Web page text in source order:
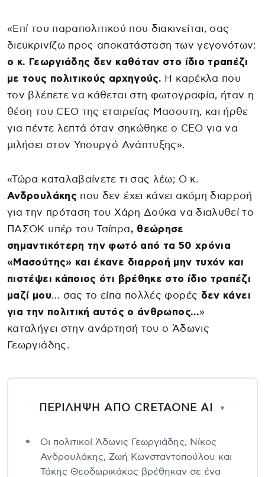
«Επί του παραπολιτικού που διακινείται, σας
διευκρινίζω προς αποκατάσταση των γεγονότων:
ο κ. Γεωργιάδης δεν καθόταν στο ίδιο τραπέζι
με τους πολιτικούς αρχηγούς. Η καρέκλα που
τον βλέπετε να κάθεται στη φωτογραφία, ήταν η
θέση του CEO της εταιρείας Μασουτη, και ήρθε
για πέντε λεπτά όταν σηκώθηκε ο CEO για να
μιλήσει στον Υπουργό Ανάπτυξης».
«Τώρα καταλαβαίνετε τι σας λέω; Ο κ.
Ανδρουλάκηςπου δεν έχει κάνει ακόμη διαρροή
για την πρόταση του Χάρη Δούκα να διαλυθεί το
ΠΑΣΟΚ υπέρ του Τσίπρα, θεώρησε
σημαντικότερη την φωτό από τα 50 χρόνια
«Μασούτης» και έκανε διαρροή μην τυχόν και
πιστέψει κάποιος ότι βρέθηκε στο ίδιο τραπέζι
μαζί μου… σας το είπα πολλές φορές δεν κάνει
για την πολιτική αυτός ο άνθρωπος…»
καταλήγει στην ανάρτησή του ο Άδωνις
Γεωργιάδης.
ΠΕΡΙΛΗΨΗ ΑΠΟ CRETAONE AI ▼
Οι πολιτικοί Άδωνις Γεωργιάδης, Νίκος
Ανδρουλάκης, Ζωή Κωνσταντοπούλου και
Τάκης Θεοδωρικάκος βρέθηκαν σε ένα